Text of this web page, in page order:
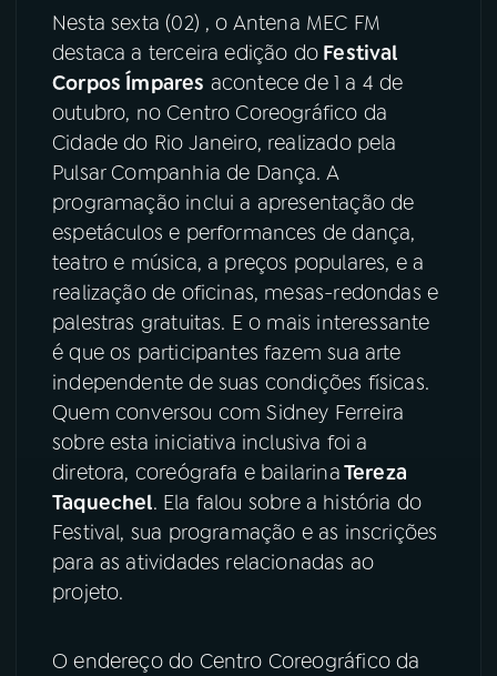
04 PROGRAMAS
PODCASTS
06VIDEOCASTS
07
08PRÊMIO RÁDIO MEC
ACOMPANHE A RÁDIO MEC
YouTube Facebook
Instagram X
TikTok
Nesta sexta (02) , o Antena MEC FM
destaca a terceira edição do Festival
Corpos Ímpares acontece de 1 a 4 de
outubro, no Centro Coreográfico da
Cidade do Rio Janeiro, realizado pela
Pulsar Companhia de Dança. A
programação inclui a apresentação de
espetáculos e performances de dança,
teatro e música, a preços populares, e a
realização de oficinas, mesas-redondas e
palestras gratuitas. E o mais interessante
é que os participantes fazem sua arte
independente de suas condições físicas.
Quem conversou com Sidney Ferreira
sobre esta iniciativa inclusiva foi a
diretora, coreógrafa e bailarinaTereza
Taquechel. Ela falou sobre a história do
Festival, sua programação e as inscrições
para as atividades relacionadas ao
projeto.
O endereço do Centro Coreográfico da